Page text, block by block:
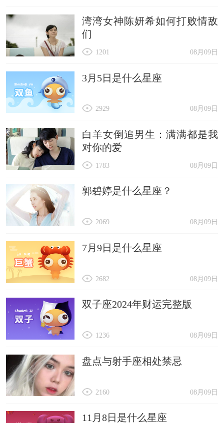
湾湾女神陈妍希如何打败情敌
们
08月09日
1201
3月5日是什么星座
08月09日
2929
白羊女倒追男生：满满都是我
对你的爱
08月09日
1783
郭碧婷是什么星座？
08月09日
2069
7月9日是什么星座
08月09日
2682
双子座2024年财运完整版
08月09日
1236
盘点与射手座相处禁忌
08月09日
2160
11月8日是什么星座